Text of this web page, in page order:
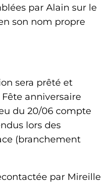
par Alain sur le
son nom propre
sera prêté et
anniversaire
du 20/06 compte
lors des
(branchement
par Mireille